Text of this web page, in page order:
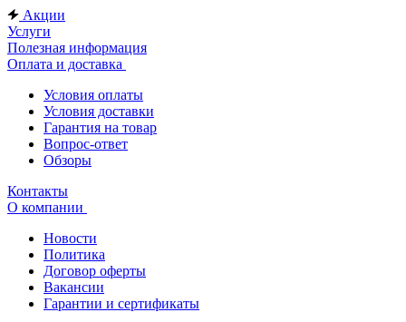
Акции
Услуги
Полезная информация
Оплата и доставка
Условия оплаты
Условия доставки
Гарантия на товар
Вопрос-ответ
Обзоры
Контакты
О компании
Новости
Политика
Договор оферты
Вакансии
Гарантии и сертификаты